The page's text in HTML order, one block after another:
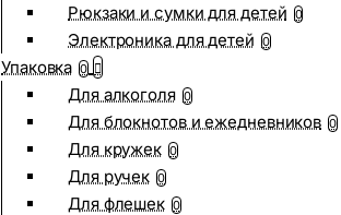
Рюкзаки и сумки для детей 0
Электроника для детей 0
Упаковка 0
Для алкоголя 0
Для блокнотов и ежедневников 0
Для кружек 0
Для ручек 0
Для флешек 0